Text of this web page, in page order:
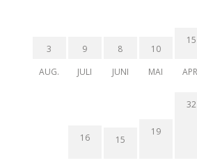
3
AUG.
9
JULI
8
JUNI
10
MAI
15
16 15
19
32